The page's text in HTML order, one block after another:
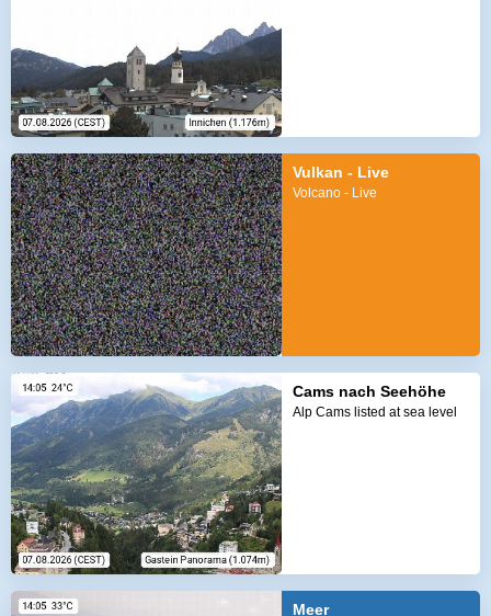
Vulkan - Live
Volcano - Live
Cams nach Seehöhe
Alp Cams listed at sea level
Meer